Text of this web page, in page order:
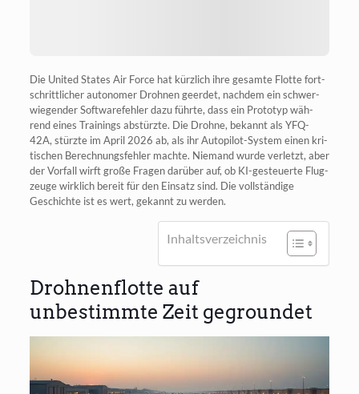
Die United Sta­tes Air Force hat kürz­lich ihre gesam­te Flot­te fort­
schritt­li­cher auto­no­mer Droh­nen geer­det, nach­dem ein schwer­
wie­gen­der Soft­ware­feh­ler dazu führ­te, dass ein Pro­to­typ wäh­
rend eines Trai­nings abstürz­te. Die Droh­ne, bekannt als YFQ-
42A, stürz­te im April 2026 ab, als ihr Auto­pi­lot-Sys­tem einen kri­
ti­schen Berech­nungs­feh­ler mach­te. Nie­mand wur­de ver­letzt, aber
der Vor­fall wirft gro­ße Fra­gen dar­über auf, ob KI-gesteu­er­te Flug­
zeu­ge wirk­lich bereit für den Ein­satz sind. Die voll­stän­di­ge
Geschich­te ist es wert, gekannt zu werden.
Inhalts­ver­zeich­nis
Drohnenflotte auf
unbestimmte Zeit gegroundet